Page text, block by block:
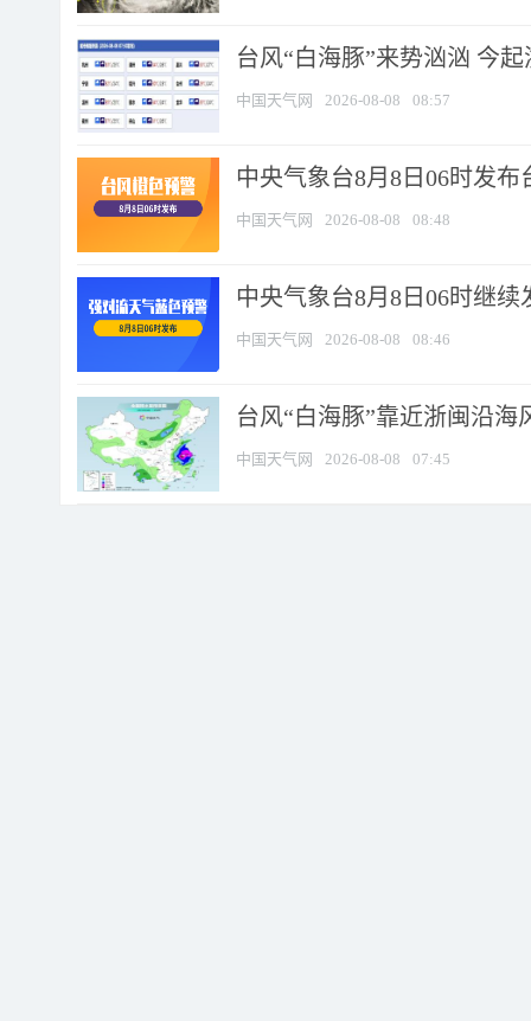
台风“白海豚”来势汹汹 今
中国天气网 2026-08-08 08:57
中央气象台8月8日06时发布
中国天气网 2026-08-08 08:48
中央气象台8月8日06时继
中国天气网 2026-08-08 08:46
台风“白海豚”靠近浙闽沿
中国天气网 2026-08-08 07:45